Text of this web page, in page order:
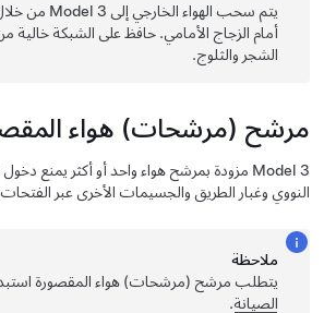
يتم سحب الهواء الخارجي إلى Model 3من خلال
أمام الزجاج الأمامي. حافظ على الشبكة خالية من
الشجر والثلوج.
مرشح (مرشحات) هواء
Model 3مزودة بمرشح هواء واحد أو أكثر يمنع دخول غبار
النووي وغبار الطريق والجسيمات الأخرى عبر الفتحات.
ملاحظة
يتطلب مرشح (مرشحات) هواء المقصورة استبدالاً
الصيانة.